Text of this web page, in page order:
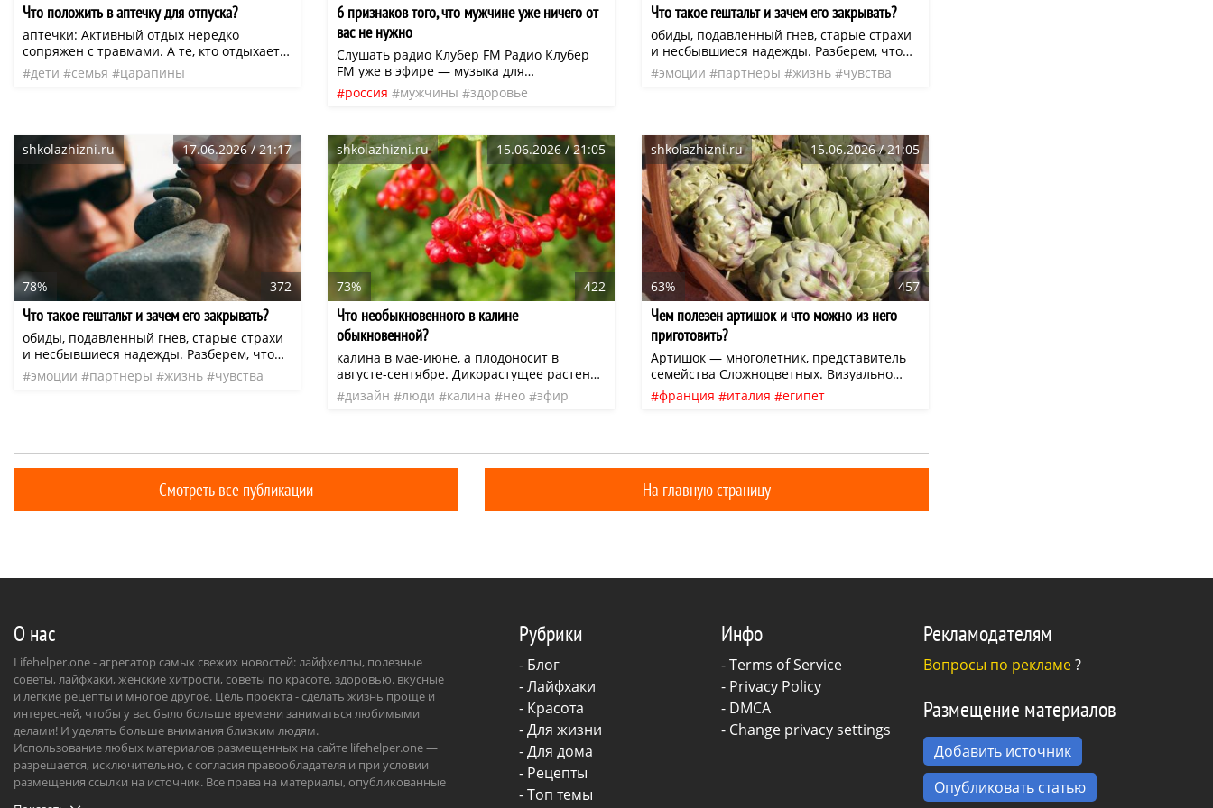
Что положить в аптечку для отпуска?
аптечки: Активный отдых нередко
сопряжен с травмами. А те, кто отдыхает с
детьми, прекрасно знают, что ссадины и
мелкие царапины у маленьких
антисептик.
дети семья
царапины
6 признаков того, что мужчине уже ничего от
вас не нужно
Слушать радио Клубер FM Радио Клубер
FM уже в эфире — музыка для
вдохновения, отдыха и повседневных дел.
Слушайте онлайн или в приложении:
россия мужчины
здоровье
нео
Что такое гештальт и зачем его закрывать?
обиды, подавленный гнев, старые страхи
и несбывшиеся надежды. Разберем, что
такое гештальт, почему так важно его
закрывать и как это сделать, чтобы
переводится с немецкого как
«целостность», «образ» или «форма».
эмоции партнеры жизнь
чувства
shkolazhizni.ru 17.06.2026 / 21:17
78% 372
Что такое гештальт и зачем его закрывать?
обиды, подавленный гнев, старые страхи
и несбывшиеся надежды. Разберем, что
такое гештальт, почему так важно его
закрывать и как это сделать, чтобы
«целостность», «образ» или «форма».
эмоции партнеры жизнь
чувства
shkolazhizni.ru 15.06.2026 / 21:05
73% 422
Что необыкновенного в калине
обыкновенной?
калина в мае-июне, а плодоносит в
августе-сентябре. Дикорастущее растение
встречается, как правило, в подлеске
смешанных и лиственных лесов. Калина
дизайн люди калина нео эфир
shkolazhizni.ru 15.06.2026 / 21:05
63% 457
Чем полезен артишок и что можно из него
приготовить?
Артишок — многолетник, представитель
семейства Сложноцветных. Визуально
растение напоминает чертополох. Однако
оно отличается более крупными
франция италия
египет
овощные культуры
Смотреть все публикации На главную страницу
О нас
Lifehelper.one - агрегатор самых свежих новостей: лайфхелпы, полезные
советы, лайфхаки, женские хитрости, советы по красоте, здоровью. вкусные
и легкие рецепты и многое другое. Цель проекта - сделать жизнь проще и
интересней, чтобы у вас было больше времени заниматься любимыми
делами! И уделять больше внимания близким людям.
Использование любых материалов размещенных на сайте lifehelper.one —
разрешается, исключительно, с согласия правообладателя и при условии
размещения ссылки на источник. Все права на материалы, опубликованные
Рубрики
- Блог
-Лайфхаки
- Красота
-Для жизни
-Для дома
- Рецепты
- Топ темы
Инфо
-Terms of Service
- Privacy Policy
- DMCA
- Change privacy settings
Рекламодателям
Вопросы по рекламе?
Размещение материалов
Добавить источник
Опубликовать статью